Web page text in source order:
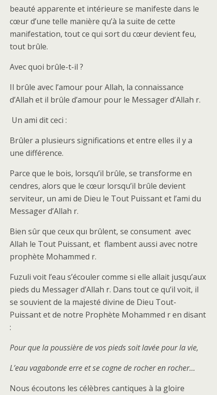
beauté apparente et intérieure se manifeste dans le
cœur d’une telle manière qu’à la suite de cette
manifestation, tout ce qui sort du cœur devient feu,
tout brûle.
Avec quoi brûle-t-il ?
Il brûle avec l’amour pour Allah, la connaissance
d’Allah et il brûle d’amour pour le Messager d’Allah r.
Un ami dit ceci :
Brûler a plusieurs significations et entre elles il y a
une différence.
Parce que le bois, lorsqu’il brûle, se transforme en
cendres, alors que le cœur lorsqu’il brûle devient
serviteur, un ami de Dieu le Tout Puissant et l’ami du
Messager d’Allah r.
Bien sûr que ceux quı brûlent, se consument avec
Allah le Tout Puissant, et flambent aussi avec notre
prophète Mohammed r.
Fuzuli voit l’eau s’écouler comme si elle allait jusqu’aux
pieds du Messager d’Allah r. Dans tout ce qu’il voit, il
se souvient de la majesté divine de Dieu Tout-
Puissant et de notre Prophète Mohammed r en disant
:
Pour que la poussière de vos pieds soit lavée pour la vie,
L’eau vagabonde erre et se cogne de rocher en rocher…
Nous écoutons les célèbres cantiques à la gloire